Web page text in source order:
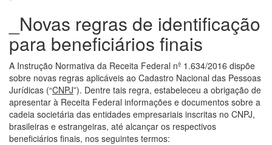
_Novas regras de identificação
para beneficiários finais
A Instrução Normativa da Receita Federal nº 1.634/2016 dispõe
sobre novas regras aplicáveis ao Cadastro Nacional das Pessoas
Jurídicas (“CNPJ”). Dentre tais regra, estabeleceu a obrigação de
apresentar à Receita Federal informações e documentos sobre a
cadeia societária das entidades empresariais inscritas no CNPJ,
brasileiras e estrangeiras, até alcançar os respectivos
beneficiários finais, nos seguintes termos: